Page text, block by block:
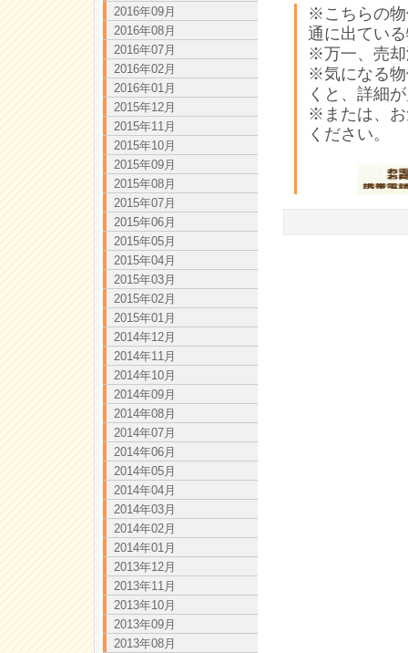
※こちらの物
通に出てい
※万一、売却
※気になる物
くと、詳細
※または、お
ください。
2016年09月
2016年08月
2016年07月
2016年02月
2016年01月
2015年12月
2015年11月
2015年10月
2015年09月
2015年08月
2015年07月
2015年06月
2015年05月
2015年04月
2015年03月
2015年02月
2015年01月
2014年12月
2014年11月
2014年10月
2014年09月
2014年08月
2014年07月
2014年06月
2014年05月
2014年04月
2014年03月
2014年02月
2014年01月
2013年12月
2013年11月
2013年10月
2013年09月
2013年08月